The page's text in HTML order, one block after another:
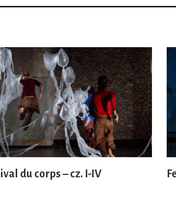
Festival du corps – cz. I-IV